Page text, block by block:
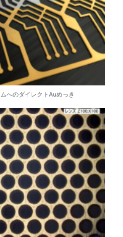
へのダイレクトAuめっき